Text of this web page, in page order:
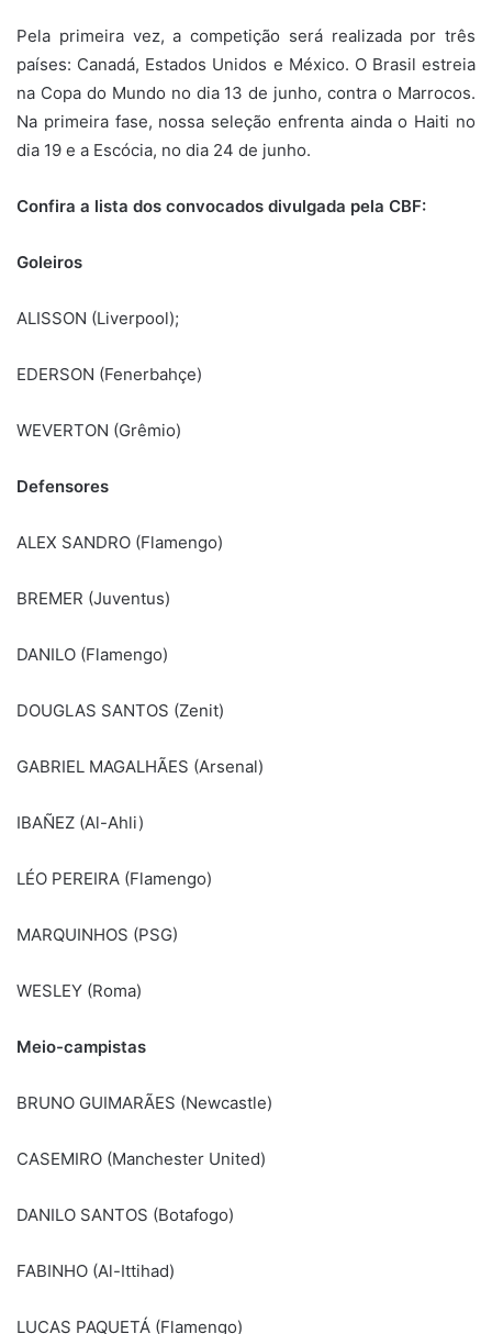
Pela primeira vez, a competição será realizada por três
países: Canadá, Estados Unidos e México. O Brasil estreia
na Copa do Mundo no dia 13 de junho, contra o Marrocos.
Na primeira fase, nossa seleção enfrenta ainda o Haiti no
dia 19 e a Escócia, no dia 24 de junho.
Confira a lista dos convocados divulgada pela CBF:
Goleiros
ALISSON (Liverpool);
EDERSON (Fenerbahçe)
WEVERTON (Grêmio)
Defensores
ALEX SANDRO (Flamengo)
BREMER (Juventus)
DANILO (Flamengo)
DOUGLAS SANTOS (Zenit)
GABRIEL MAGALHÃES (Arsenal)
IBAÑEZ (Al-Ahli)
LÉO PEREIRA (Flamengo)
MARQUINHOS (PSG)
WESLEY (Roma)
Meio-campistas
BRUNO GUIMARÃES (Newcastle)
CASEMIRO (Manchester United)
DANILO SANTOS (Botafogo)
FABINHO (Al-Ittihad)
LUCAS PAQUETÁ (Flamengo)